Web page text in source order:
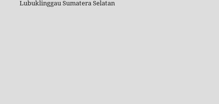
Lubuklinggau Sumatera Selatan